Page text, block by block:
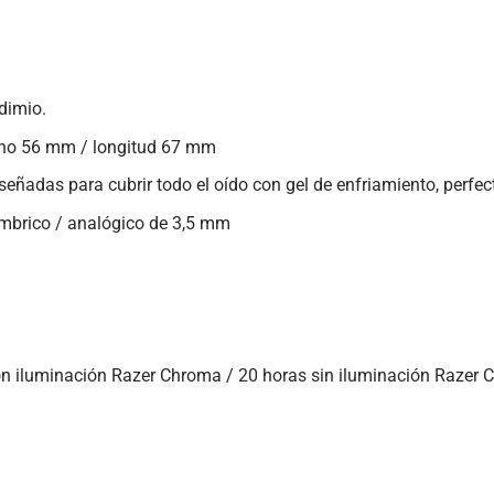
56 mm / longitud 67 mm
para cubrir todo el oído con gel de enfriamiento,
/ analógico de 3,5 mm
iluminación Razer Chroma / 20 horas sin iluminación Razer